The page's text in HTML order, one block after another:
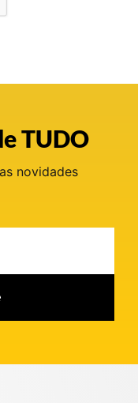
TUDO
novidades